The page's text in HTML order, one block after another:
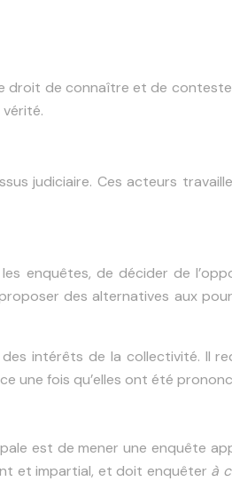
droit de connaître et de
judiciaire. Ces acteurs
enquêtes, de décider de
des alternatives aux
intérêts de la collectivité. Il
une fois qu’elles ont été
est de mener une enquête
et impartial, et doit enquêter à